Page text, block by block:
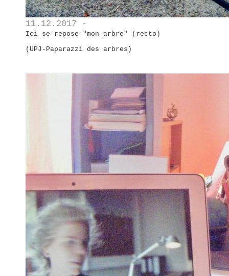
11.12.2017 -
Ici se repose "mon arbre" (recto)
(UPJ-Paparazzi des arbres)